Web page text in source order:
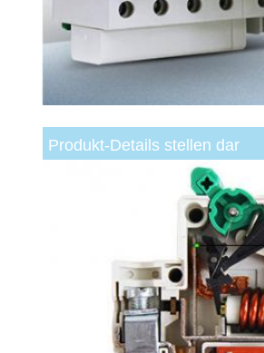
Produkt-Details stellen dar